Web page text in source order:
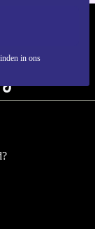
in ons
NEW.